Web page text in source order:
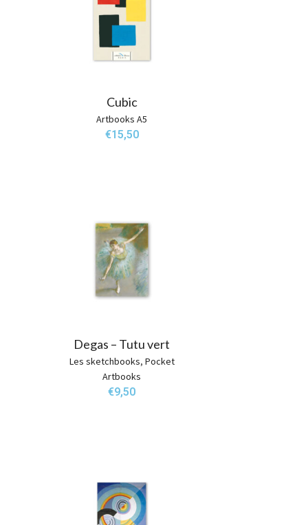
Cubic
Artbooks A5
€15,50
Degas – Tutu vert
Les sketchbooks, Pocket
Artbooks
€9,50